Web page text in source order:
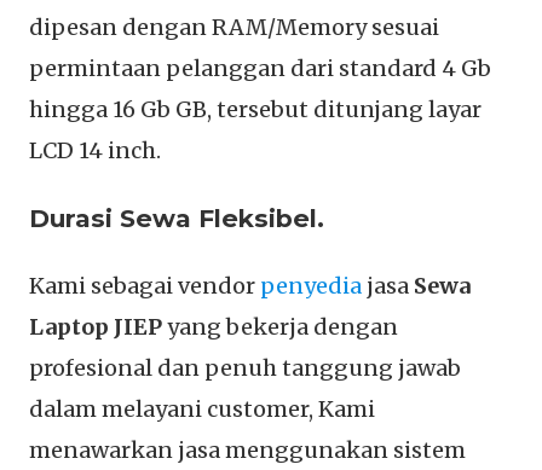
dipesan dengan RAM/Memory sesuai
permintaan pelanggan dari standard 4 Gb
hingga 16 Gb GB, tersebut ditunjang layar
LCD 14 inch.
Durasi Sewa Fleksibel.
Kami sebagai vendor penyedia jasa Sewa
Laptop JIEPyang bekerja dengan
profesional dan penuh tanggung jawab
dalam melayani customer, Kami
menawarkan jasa menggunakan sistem